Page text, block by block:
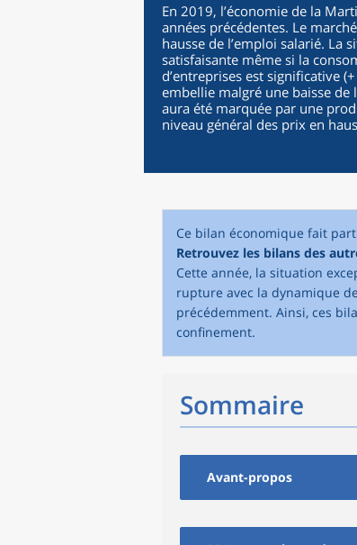
En 2019, l’économie de la
années précédentes. Le
hausse de l’emploi salarié. La
satisfaisante même si la
d’entreprises est significative
embellie malgré une baisse de
aura été marquée par une
niveau général des prix en
Ce bilan économique fait
Retrouvez les bilans des
Cette année, la situation
rupture avec la dynamique
précédemment. Ainsi, ces
confinement.
Sommaire
Avant-propos